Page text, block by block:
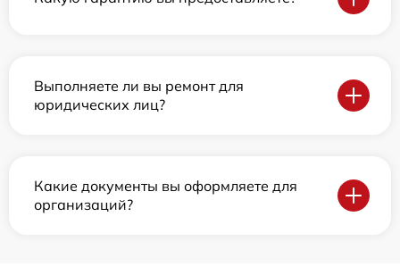
Выполняете ли вы ремонт для
юридических лиц?
Какие документы вы оформляете для
организаций?